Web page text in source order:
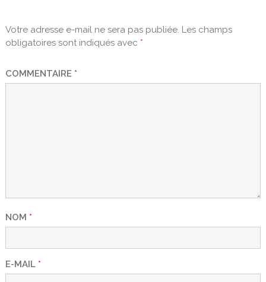
Votre adresse e-mail ne sera pas publiée. Les champs
obligatoires sont indiqués avec *
COMMENTAIRE *
NOM *
E-MAIL *